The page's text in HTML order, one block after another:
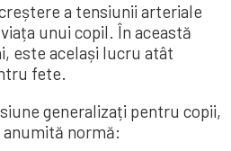
a tensiunii arteriale
unui copil. În această
este același lucru atât
fete.
generalizați pentru copii,
normă: